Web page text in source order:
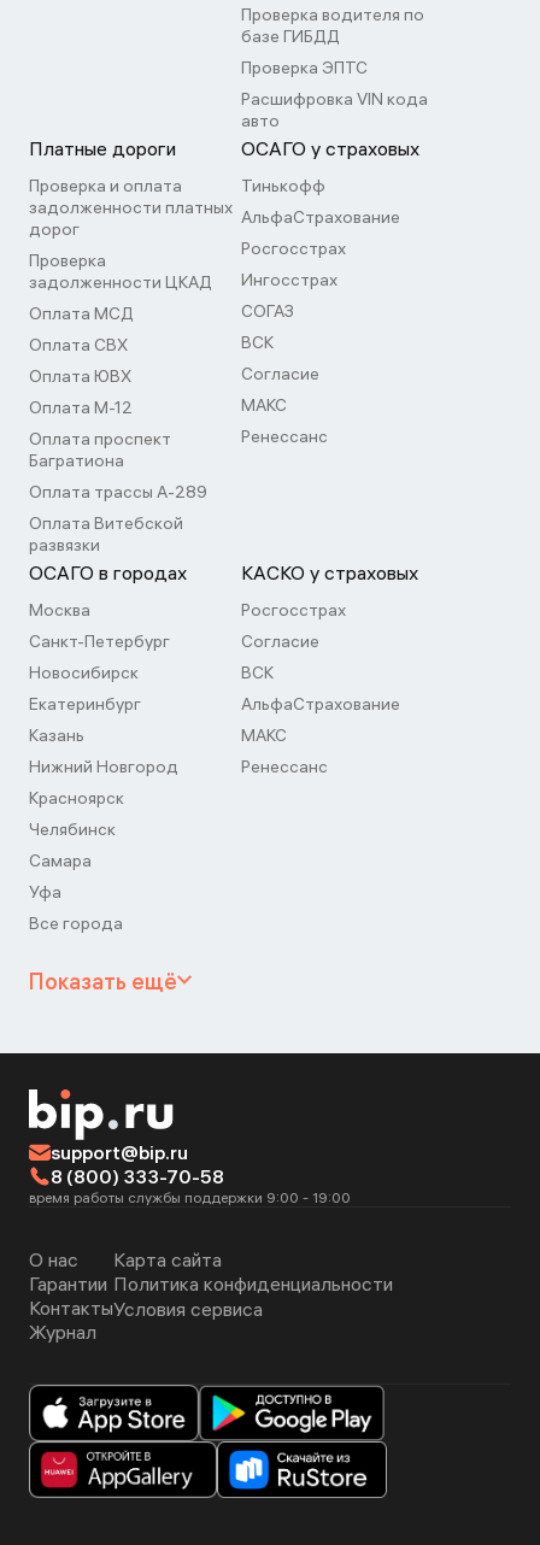
Проверка водителя по
базе ГИБДД
Проверка ЭПТС
Расшифровка VIN кода
авто
Платные дороги
Проверка и оплата
задолженности платных
дорог
Проверка
задолженности ЦКАД
Оплата МСД
Оплата СВХ
Оплата ЮВХ
Оплата М-12
Оплата проспект
Багратиона
Оплата трассы А-289
Оплата Витебской
развязки
ОСАГО у страховых
Тинькофф
АльфаСтрахование
Росгосстрах
Ингосстрах
СОГАЗ
ВСК
Согласие
МАКС
Ренессанс
ОСАГО в городах
Москва
Санкт-Петербург
Новосибирск
Екатеринбург
Казань
Нижний Новгород
Красноярск
Челябинск
Самара
Уфа
Все города
КАСКО у страховых
Росгосстрах
Согласие
ВСК
АльфаСтрахование
МАКС
Ренессанс
Показать ещё
support@bip.ru
8 (800) 333-70-58
время работы службы поддержки 9:00 - 19:00
О нас
Гарантии
Контакты
Журнал
Карта сайта
Политика конфиденциальности
Условия сервиса